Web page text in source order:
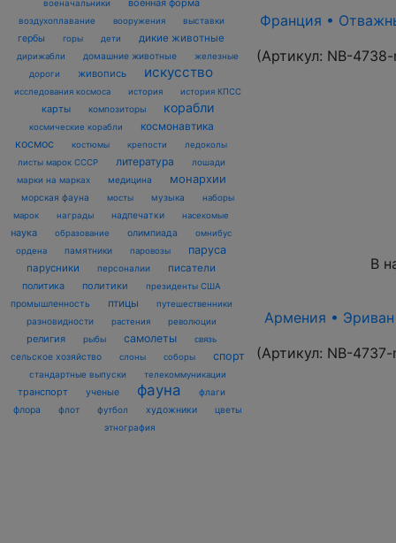
военачальники военная форма
воздухоплавание вооружения выставки
гербы горы дети дикие животные
дирижабли домашние животные
железные
дороги
живопись искусство
исследования космоса история история КПСС
карты композиторы корабли
космические корабли
космонавтика
космос
костюмы крепости
ледоколы
листы марок СССР
литература
лошади
марки на марках
медицина монархии
морская фауна мосты музыка
наборы
марок
награды надпечатки насекомые
наука образование олимпиада
омнибус
ордена
памятники паровозы паруса
парусники персоналии
писатели
политика
политики президенты США
промышленность птицы путешественники
разновидности растения революции
религия рыбы самолеты связь
сельское хозяйство слоны соборы спорт
стандартные выпуски телекоммуникации
транспорт ученые фауна флаги
флора флот футбол художники
цветы
этнография
Франция •
(Артикул: NB-4738-
В
Армения • Эриван
(Артикул: NB-4737-